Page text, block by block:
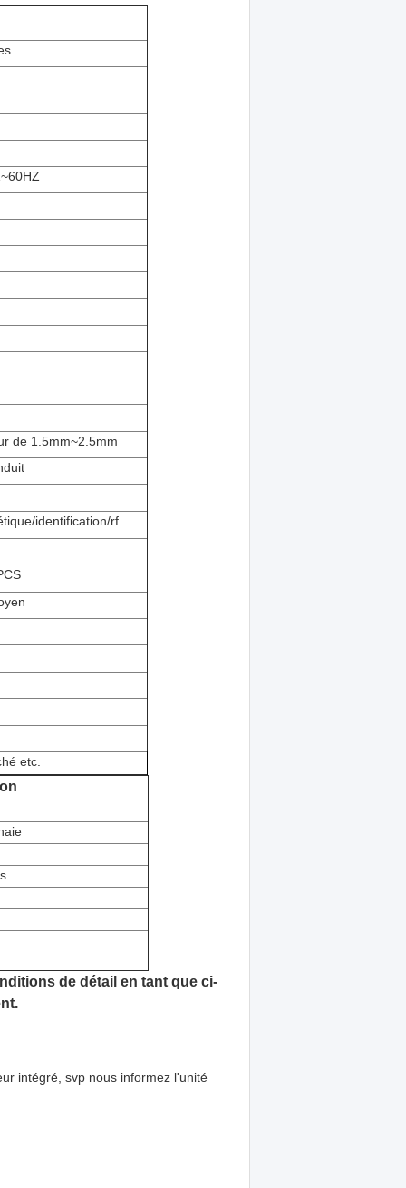
de 1.5mm~2.5mm
identification/rf
etc.
de détail en tant que ci-
intégré, svp nous informez l'unité